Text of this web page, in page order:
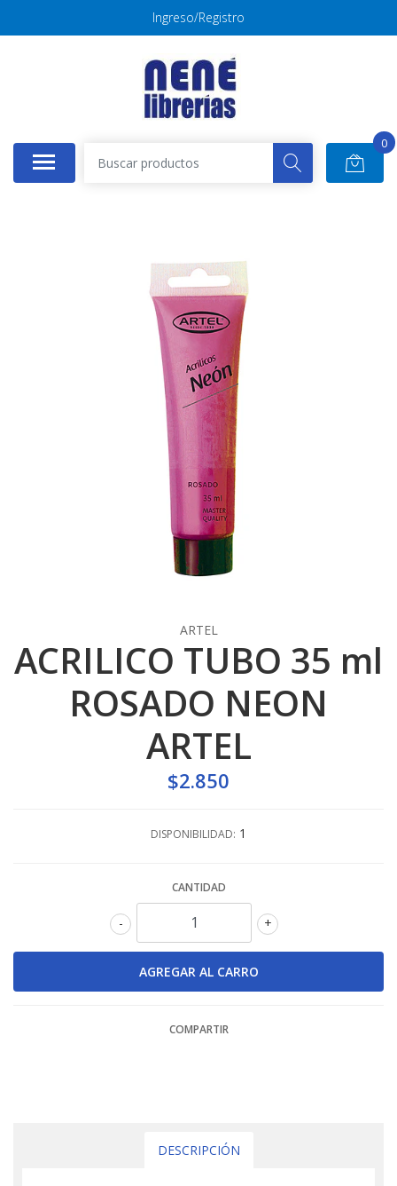
Ingreso/Registro
0
ARTEL
ACRILICO TUBO 35 ml
ROSADO NEON
ARTEL
$2.850
DISPONIBILIDAD: 1
CANTIDAD
+
-
COMPARTIR
DESCRIPCIÓN